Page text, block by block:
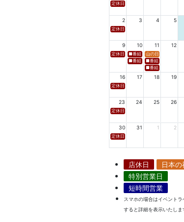
定休日
2 3 4 5
定休日
9 10 11 12
定休日 ■番組名 tbcラジオ「
山の日
■番組名 FM秋田「mix」 ■
■番組名 FM山形「
■番組名 tbc東北放
16 17 18 19
定休日
23 24 25 26
定休日
30 31 1 2
定休日
店休日
日本の
特別営業日
短時間営業
スマホの場合はイベント
すると詳細を表示いたしま